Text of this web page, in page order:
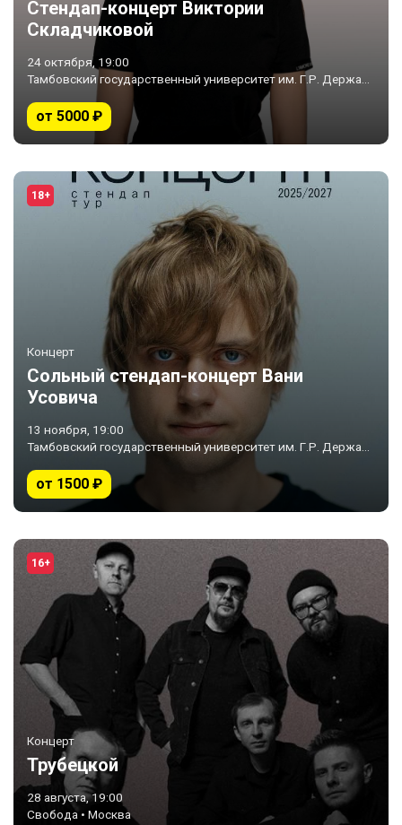
Стендап-концерт Виктории
Складчиковой
24 октября, 19:00
от 5000 ₽
18+
Концерт
Сольный стендап-концерт Вани
Усовича
13 ноября, 19:00
от 1500 ₽
16+
Концерт
Трубецкой
28 августа, 19:00
Свобода • Москва